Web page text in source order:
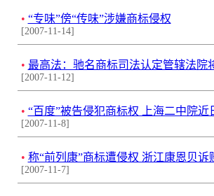
• “专味”傍“传味”涉嫌商标侵权
[2007-11-14]
• 最高法：驰名商标司法认定管辖法院
[2007-11-12]
• “百度”被告侵犯商标权 上海二中院近
[2007-11-8]
• 称“前列康”商标遭侵权 浙江康恩贝诉
[2007-11-7]